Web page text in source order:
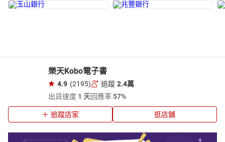
樂天Kobo電子書
4.9 (2195) 追蹤 2.4萬
出貨速度 1 天回應率57%
追蹤店家 逛店舖